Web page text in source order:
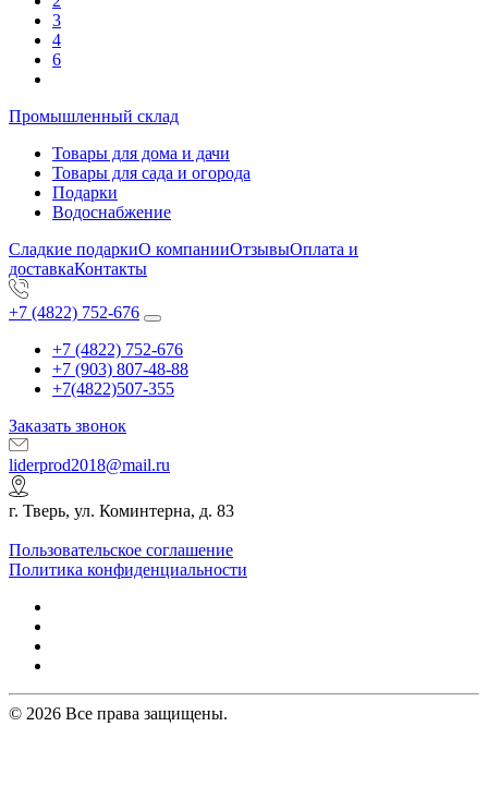
3
4
6
Промышленный склад
Товары для дома и дачи
Товары для сада и огорода
Подарки
Водоснабжение
Сладкие подаркиО компанииОтзывыОплата и
доставкаКонтакты
+7 (4822) 752-676
+7 (4822) 752-676
+7 (903) 807-48-88
+7(4822)507-355
Заказать звонок
liderprod2018@mail.ru
г. Тверь, ул. Коминтерна, д. 83
Пользовательское соглашение
Политика конфиденциальности
© 2026 Все права защищены.